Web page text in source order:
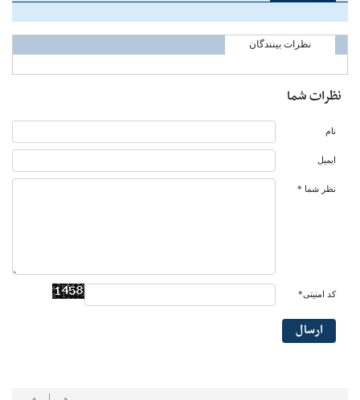
نظرات بینندگان
نظرات شما
نام
ایمیل
نظر شما *
کد امنیتی*
ارسال